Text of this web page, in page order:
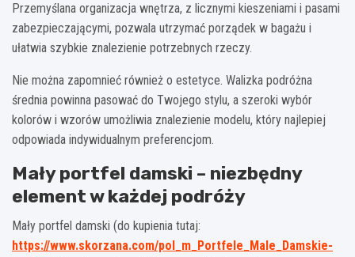
Przemyślana organizacja wnętrza, z licznymi kieszeniami i pasami
zabezpieczającymi, pozwala utrzymać porządek w bagażu i
ułatwia szybkie znalezienie potrzebnych rzeczy.
Nie można zapomnieć również o estetyce. Walizka podróżna
średnia powinna pasować do Twojego stylu, a szeroki wybór
kolorów i wzorów umożliwia znalezienie modelu, który najlepiej
odpowiada indywidualnym preferencjom.
Mały portfel damski – niezbędny
element w każdej podróży
Mały portfel damski (do kupienia tutaj:
https://www.skorzana.com/pol_m_Portfele_Male_Damskie-